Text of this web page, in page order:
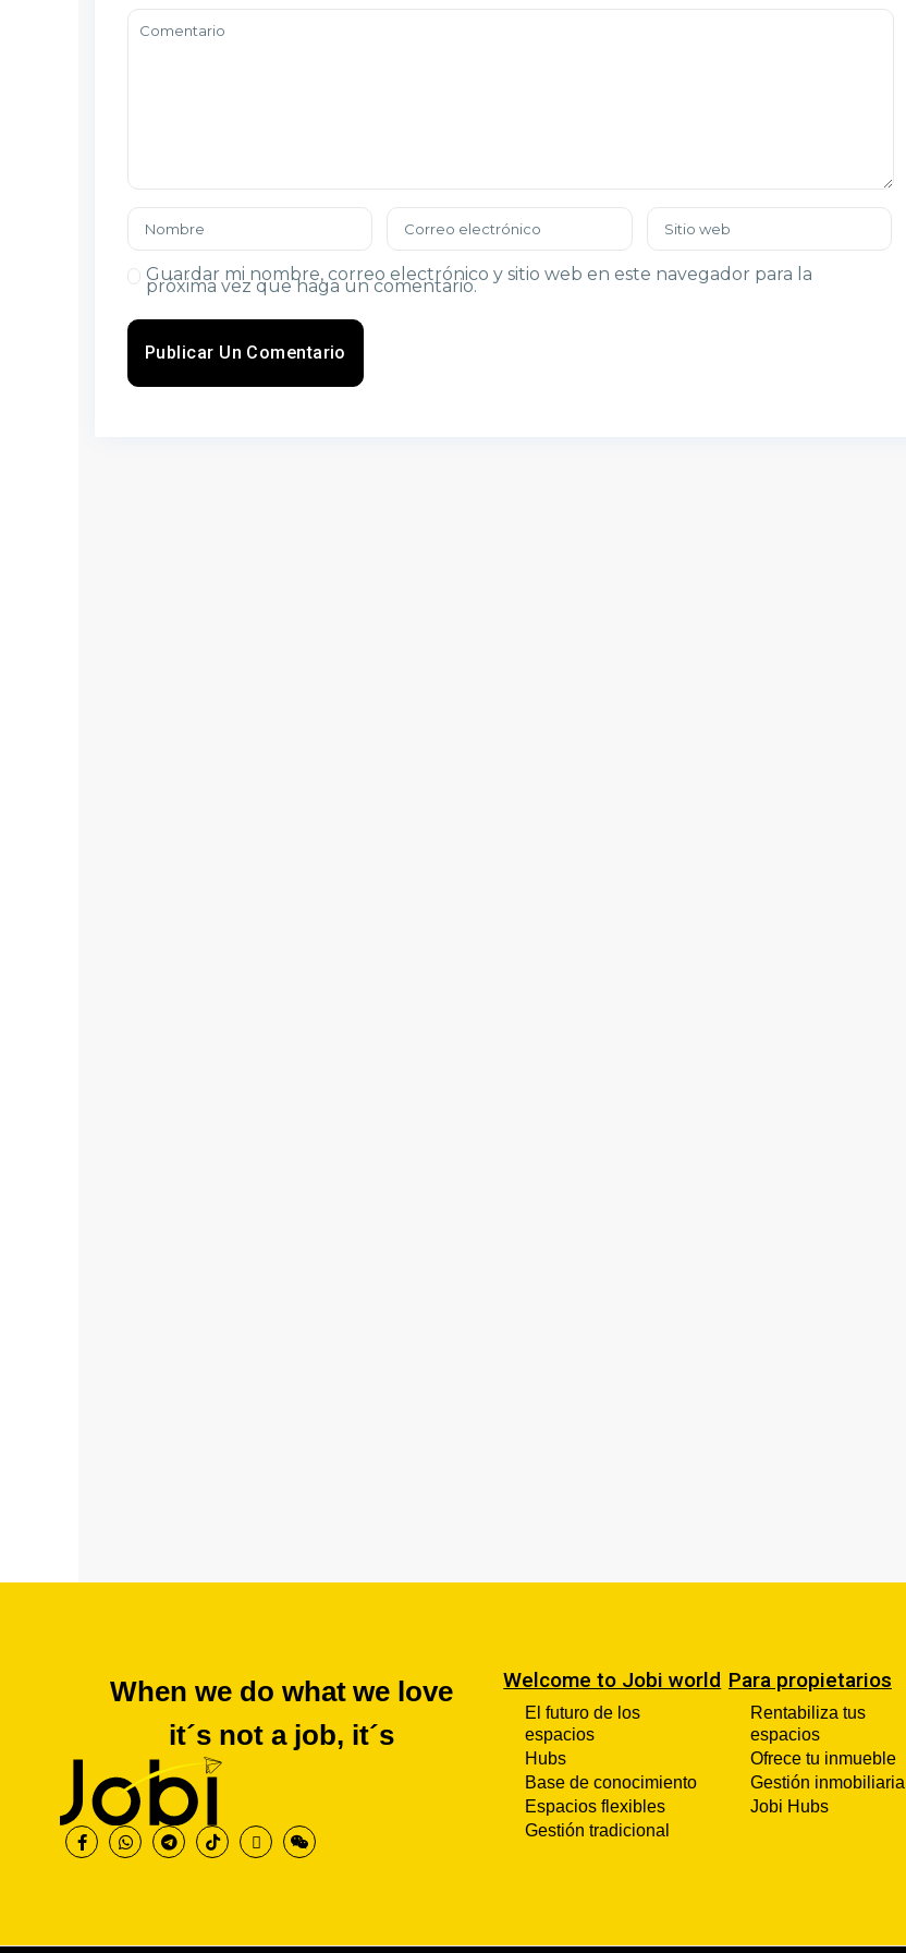
Guardar mi nombre, correo electrónico y sitio web en este navegador para la
próxima vez que haga un comentario.
When we do what we love
it´s not a job, it´s
Welcome to Jobi world
El futuro de los
espacios
Hubs
Base de conocimiento
Espacios flexibles
Gestión tradicional
Para propietarios
Rentabiliza tus
espacios
Ofrece tu inmueble
Gestión inmobiliaria
Jobi Hubs